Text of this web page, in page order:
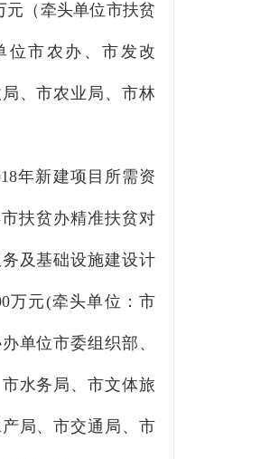
元（牵头单位市扶贫
位市农办、市发改
、市农业局、市林
年新建项目所需资
扶贫办精准扶贫对
及基础设施建设计
万元(牵头单位：市
单位市委组织部、
水务局、市文体旅
局、市交通局、市